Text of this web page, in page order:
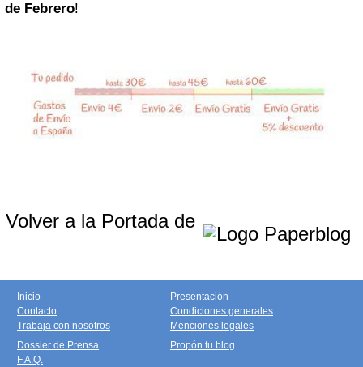
de Febrero!
Volver a la Portada de
Inicio
Contacto
Trabaja con nosotros
Presentación
Condiciones generales
Menciones legales
Dossier de Prensa
F.A.Q.
Propón tu blog